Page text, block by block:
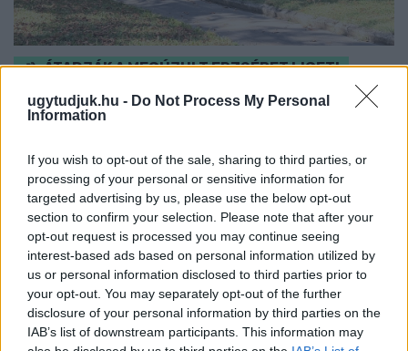
ugytudjuk.hu - Do Not Process My Personal
Information
If you wish to opt-out of the sale, sharing to third parties, or
processing of your personal or sensitive information for
targeted advertising by us, please use the below opt-out
section to confirm your selection. Please note that after your
opt-out request is processed you may continue seeing
interest-based ads based on personal information utilized by
us or personal information disclosed to third parties prior to
your opt-out. You may separately opt-out of the further
disclosure of your personal information by third parties on the
IAB’s list of downstream participants. This information may
ÁTADJÁK A MEGÚJULT ERZSÉBET LIGETI
PROGRAMOKKAL ÜNNEPLIK A FELÚJÍTÁST
rollerjelölés is várja a családokat augusztus 8-án.